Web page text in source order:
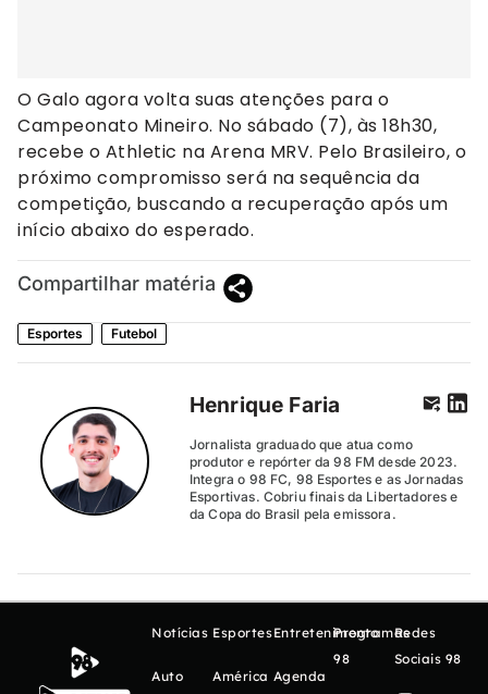
O Galo agora volta suas atenções para o
Campeonato Mineiro. No sábado (7), às 18h30,
recebe o Athletic na Arena MRV. Pelo Brasileiro, o
próximo compromisso será na sequência da
competição, buscando a recuperação após um
início abaixo do esperado.
Compartilhar matéria
Esportes Futebol
Henrique Faria
Jornalista graduado que atua como
produtor e repórter da 98 FM desde 2023.
Integra o 98 FC, 98 Esportes e as Jornadas
Esportivas. Cobriu finais da Libertadores e
da Copa do Brasil pela emissora.
Notícias
Auto
Esportes
América
Entretenimento
Agenda
Programas
98
Redes
Sociais 98